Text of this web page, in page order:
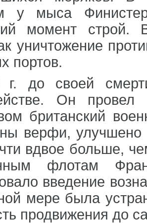
у мыса
момент строй. В
уничтожение
портов.
до своей
Он
британский
верфи, улучшено
вдвое больше,
флотам
введение
мере была
продвижения до